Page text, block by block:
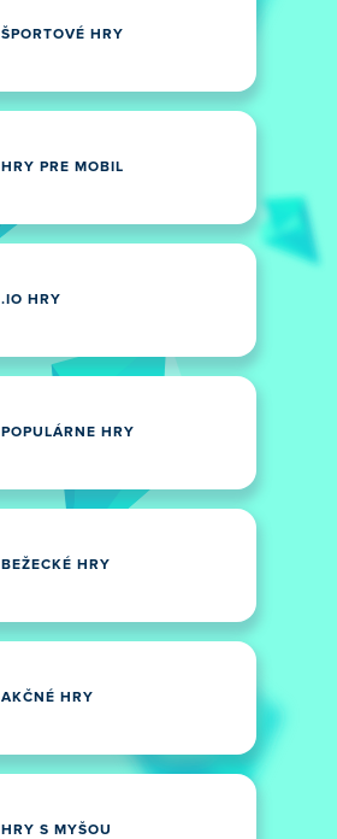
ŠPORTOVÉ HRY
HRY PRE MOBIL
.IO HRY
POPULÁRNE HRY
BEŽECKÉ HRY
AKČNÉ HRY
HRY S MYŠOU